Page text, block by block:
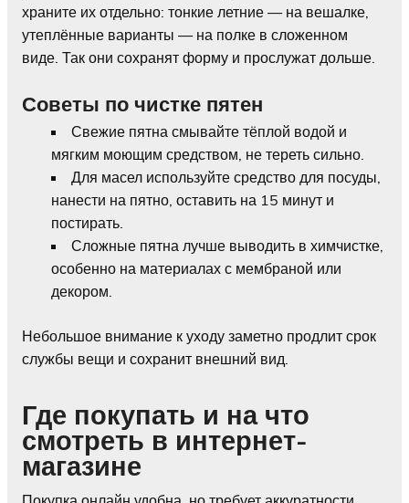
храните их отдельно: тонкие летние — на вешалке,
утеплённые варианты — на полке в сложенном
виде. Так они сохранят форму и прослужат дольше.
Советы по чистке пятен
Свежие пятна смывайте тёплой водой и
мягким моющим средством, не тереть сильно.
Для масел используйте средство для посуды,
нанести на пятно, оставить на 15 минут и
постирать.
Сложные пятна лучше выводить в химчистке,
особенно на материалах с мембраной или
декором.
Небольшое внимание к уходу заметно продлит срок
службы вещи и сохранит внешний вид.
Где покупать и на что
смотреть в интернет-
магазине